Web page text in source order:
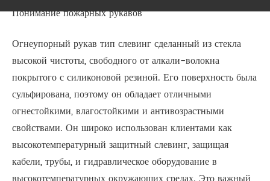
Понимание пожарных рукавов
Огнеупорный рукав тип слевинг сделанный из стекла
высокой чистоты, свободного от алкали-волокна
покрытого с силиконовой резиной. Его поверхность была
сульфирована, поэтому он обладает отличными
огнестойкими, влагостойкими и антивозрастными
свойствами. Он широко использован клиентами как
высокотемпературный защитный слевинг, защищая
кабели, трубы, и гидравлическое оборудование в